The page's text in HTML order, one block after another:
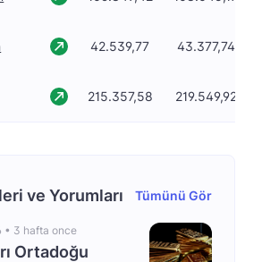
42.539,77 43.377,74
215.357,58 219.549,92
ve Yorumları Tümünü Gör
• 3 hafta once
Ortadoğu